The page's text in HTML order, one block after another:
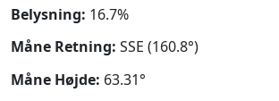
Belysning: 16.7%
Måne Retning: SSE (160.8°)
Måne Højde: 63.31°